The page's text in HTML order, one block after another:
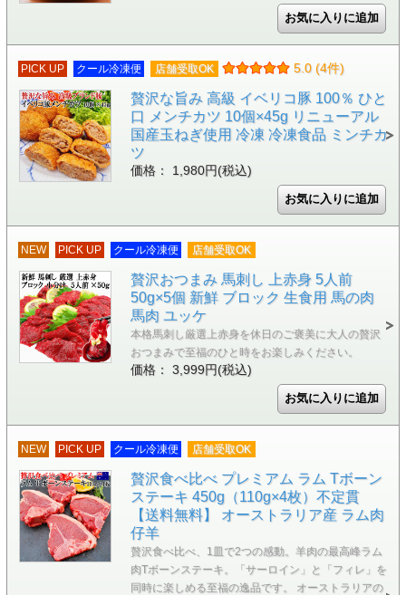
PICK UP クール冷凍便 店舗受取OK 5.0 (4件)
贅沢な旨み 高級 イベリコ豚 100％ ひと
口 メンチカツ 10個×45g リニューアル
国産玉ねぎ使用 冷凍 冷凍食品 ミンチカ
ツ
価格： 1,980円(税込)
NEW PICK UP クール冷凍便 店舗受取OK
贅沢おつまみ 馬刺し 上赤身 5人前
50g×5個 新鮮 ブロック 生食用 馬の肉
馬肉 ユッケ
本格馬刺し厳選上赤身を休日のご褒美に大人の贅沢
おつまみで至福のひと時をお楽しみください。
価格： 3,999円(税込)
NEW PICK UP クール冷凍便 店舗受取OK
贅沢食べ比べ プレミアム ラム Tボーン
ステーキ 450g（110g×4枚）不定貫
【送料無料】 オーストラリア産 ラム肉
仔羊
贅沢食べ比べ、1皿で2つの感動。羊肉の最高峰ラム
肉Tボーンステーキ。「サーロイン」と「フィレ」を
同時に楽しめる至福の逸品です。 オーストラリアの